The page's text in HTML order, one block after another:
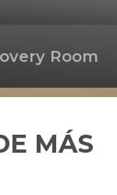
Room
MÁS